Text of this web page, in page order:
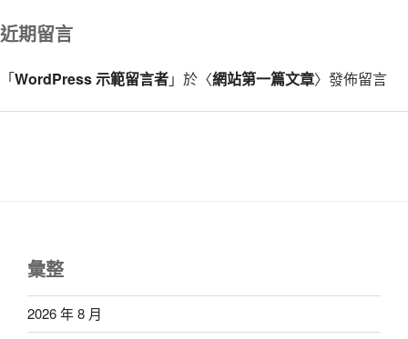
近期留言
「WordPress 示範留言者」於〈網站第一篇文章〉發佈留言
彙整
2026 年 8 月